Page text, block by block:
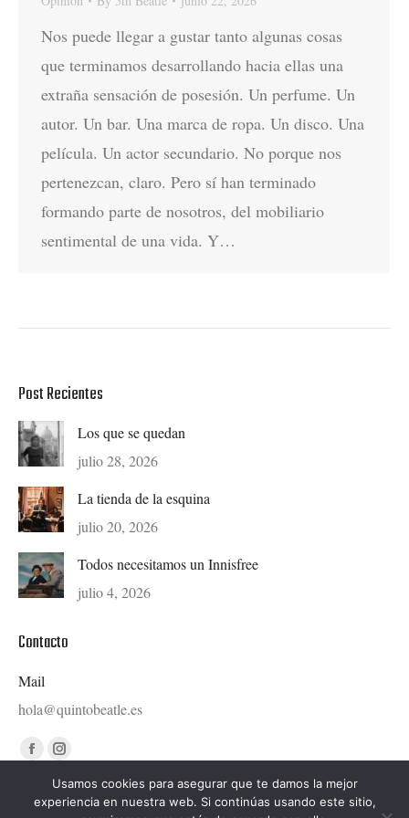
Nos puede llegar a gustar tanto algunas cosas
que terminamos desarrollando hacia ellas una
extraña sensación de posesión. Un perfume. Un
autor. Un bar. Una marca de ropa. Un disco. Una
película. Un actor secundario. No porque nos
pertenezcan, claro. Pero sí han terminado
formando parte de nosotros, del mobiliario
sentimental de una vida. Y…
Post Recientes
Los que se quedan
julio 28, 2026
La tienda de la esquina
julio 20, 2026
Todos necesitamos un Innisfree
julio 4, 2026
Contacto
Mail
hola@quintobeatle.es
Find us on:
Facebook
page
opens
Instagram
page
opens
Usamos cookies para asegurar que te damos la mejor
experiencia en nuestra web. Si continúas usando este sitio,